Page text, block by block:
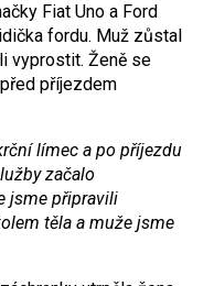
Fiat Uno a Ford
fordu. Muž zůstal
vyprostit. Ženě se
příjezdem
límec a po příjezdu
začalo
jsme připravili
těla a muže jsme